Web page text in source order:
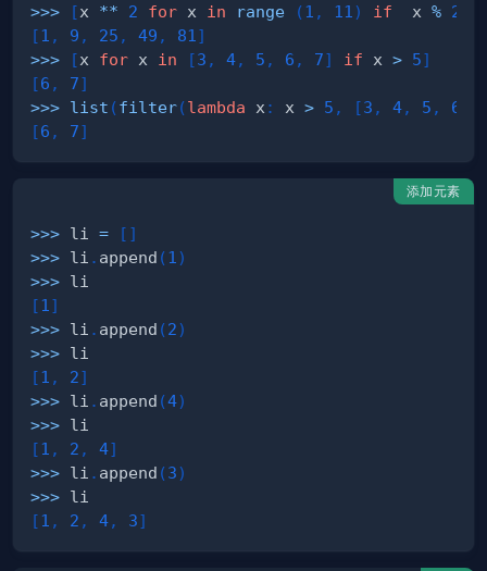
>>> [x ** 2 for x in range (1 , 11 ) if
  x
% 2
[1 , 9 , 25 , 49 , 81 ]
>>> [x for x in [3 , 4, 5 , 6 , 7] if x > 5]
[6 , 7]
>>> list (filter(lambda x : x > 5 , [3 , 4, 5 , 6
[6 , 7]
添加元素
>>> li = [ ]
>>> li . append (1 )
>>>
[1 ]
>>> li . append (2)
>>>
[1 , 2]
>>> li . append (4)
>>>
[1 , 2 , 4]
>>> li . append (3)
>>>
[1 , 2 , 4, 3]